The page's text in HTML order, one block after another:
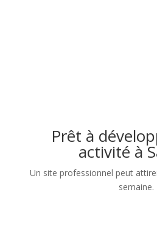
Prêt à
activité à
Un site professionnel peut
semaine.